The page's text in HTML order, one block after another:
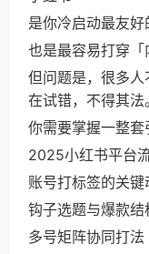
是你冷启动最友
也是最容易打穿
但问题是，很多
在试错，不得其法。
你需要掌握一整套
2025小红书平台
账号打标签的关键
钩子选题与爆款结
多号矩阵协同打法